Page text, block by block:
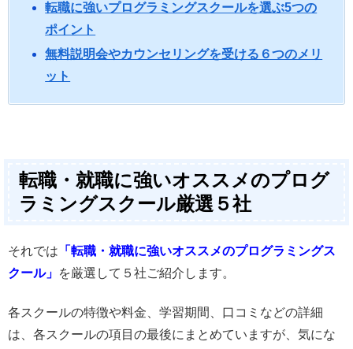
転職に強いプログラミングスクールを選ぶ5つの
ポイント
無料説明会やカウンセリングを受ける６つのメリ
ット
転職・就職に強いオススメのプログ
ラミングスクール厳選５社
それでは 「転職・就職に強いオススメのプログラミングス
クール」 を厳選して５社ご紹介します。
各スクールの特徴や料金、学習期間、口コミなどの詳細
は、各スクールの項目の最後にまとめていますが、気にな